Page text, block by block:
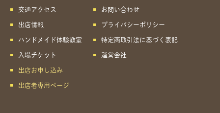
交通アクセス
出店情報
ハンドメイド体験教室
入場チケット
出店お申し込み
出店者専用ページ
お問い合わせ
プライバシーポリシー
特定商取引法に基づく表記
運営会社